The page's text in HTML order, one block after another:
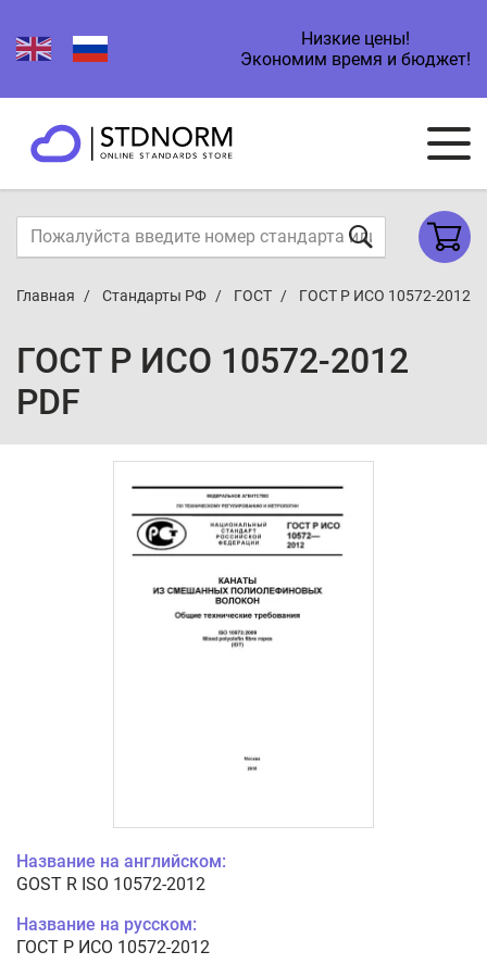
Низкие цены!
Экономим время и бюджет!
Главная Стандарты РФ ГОСТ ГОСТ Р ИСО 10572-2012
ГОСТ Р ИСО 10572-2012
PDF
Название на английском:
GOST R ISO 10572-2012
Название на русском:
ГОСТ Р ИСО 10572-2012